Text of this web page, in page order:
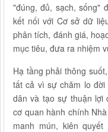
"đúng, đủ, sạch, sống"
kết nối với Cơ sở dữ
phân tích, đánh giá,
mục tiêu, đưa ra nhiệm
Hạ tầng phải thông
tất cả vì sự chăm lo
dân và tạo sự thuận lợi
cơ quan hành chính
manh mún, kiên